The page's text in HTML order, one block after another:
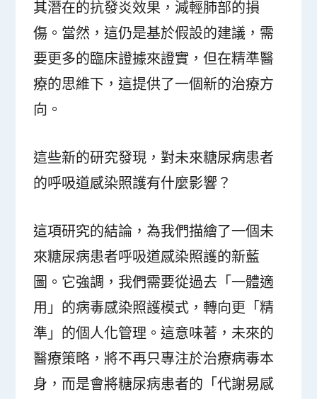
其潛在的抗發炎效果，減輕肺部的損
傷。當然，這仍是基於假設的建議，需
要更多的臨床證據來證實，但在精準醫
療的思維下，這提供了一個新的治療方
向。
這些新的研究發現，對未來糖尿病患者
的呼吸道感染照護有什麼影響？
這項研究的結論，為我們描繪了一個未
來糖尿病患者呼吸道感染照護的新藍
圖。它強調，我們需要從過去「一體適
用」的病毒感染照護模式，轉向更「精
準」的個人化管理。這意味著，未來的
醫療策略，將不再只專注於治療病毒本
身，而是會將糖尿病患者的「代謝易感